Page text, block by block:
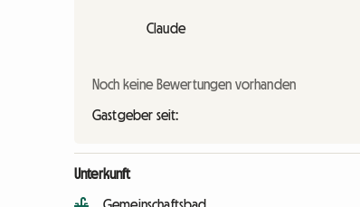
Claude
Noch keine Bewertungen vorhanden
Gastgeber seit:
Unterkunft